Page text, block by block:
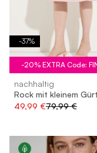
-37%
-20% EXTRA Code:
nachhaltig
Rock mit kleinem
49,99 €79,99 €